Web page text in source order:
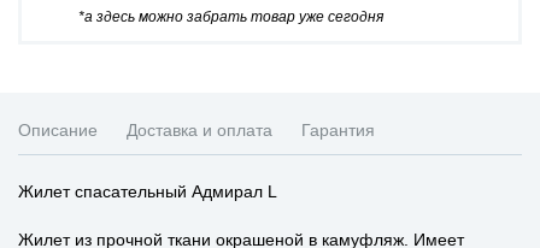
*а здесь можно забрать товар уже сегодня
Описание Доставка и оплата Гарантия
Жилет спасательный Адмирал L
Жилет из прочной ткани окрашеной в камуфляж. Имеет